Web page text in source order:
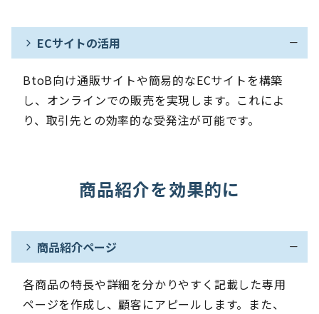
ECサイトの活用
BtoB向け通販サイトや簡易的なECサイトを構築
し、オンラインでの販売を実現します。これによ
り、取引先との効率的な受発注が可能です。
商品紹介を効果的に
商品紹介ページ
各商品の特長や詳細を分かりやすく記載した専用
ページを作成し、顧客にアピールします。また、